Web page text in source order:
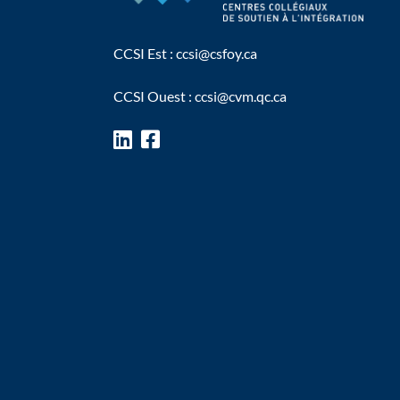
CCSI Est : ccsi@csfoy.ca
CCSI Ouest : ccsi@cvm.qc.ca